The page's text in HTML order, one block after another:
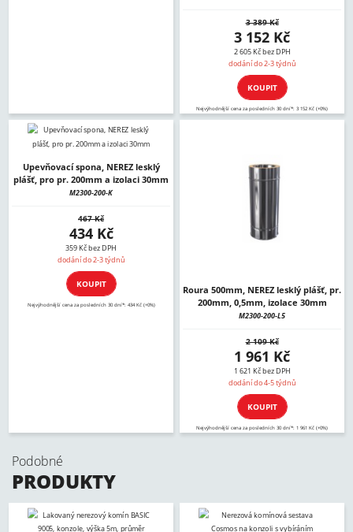
3 389 Kč
3 152 Kč
2 605 Kč bez DPH
dodání do 2-3 týdnů
KOUPIT
Nejvýhodnější cena za posledních 30 dní*: 3 152 Kč (+0%)
Upevňovací spona, NEREZ lesklý
plášť, pro pr. 200mm a izolaci 30mm
M2300-200-K
467 Kč
434 Kč
359 Kč bez DPH
dodání do 2-3 týdnů
KOUPIT
Nejvýhodnější cena za posledních 30 dní*: 434 Kč (+0%)
Roura 500mm, NEREZ lesklý plášť, pr.
200mm, 0,5mm, izolace 30mm
M2300-200-L5
2 109 Kč
1 961 Kč
1 621 Kč bez DPH
dodání do 4-5 týdnů
KOUPIT
Nejvýhodnější cena za posledních 30 dní*: 1 961 Kč (+0%)
Podobné
PRODUKTY